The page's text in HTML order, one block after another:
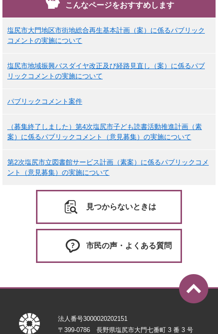
こんなページをおすすめします
塩尻市大門地区市街地総合再生基本計画（案）に係るパブリック
コメントの実施について
塩尻市地域振興バスダイヤ改正及び経路見直し（案）に係るパブ
リックコメントの実施について
パブリックコメント案件
（募集終了しました）第4次塩尻市子ども読書活動推進計画（素
案）に係るパブリックコメント（意見募集）の実施について
第2次塩尻市立図書館サービス計画（素案）に係るパブリックコメ
ント（意見募集）の実施について
見つからないときは
市民の声・よくある質問
法人番号3000020202151
〒399-0786 長野県塩尻市大門七番町 3 番 3 号